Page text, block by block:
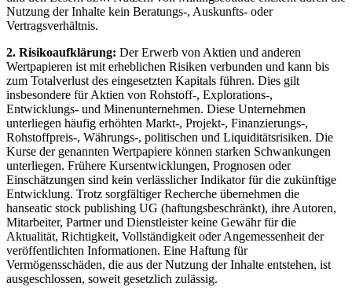
Nutzung der Inhalte kein Beratungs-, Auskunfts- oder
Vertragsverhältnis.
2. Risikoaufklärung: Der Erwerb von Aktien und anderen
Wertpapieren ist mit erheblichen Risiken verbunden und kann bis
zum Totalverlust des eingesetzten Kapitals führen. Dies gilt
insbesondere für Aktien von Rohstoff-, Explorations-,
Entwicklungs- und Minenunternehmen. Diese Unternehmen
unterliegen häufig erhöhten Markt-, Projekt-, Finanzierungs-,
Rohstoffpreis-, Währungs-, politischen und Liquiditätsrisiken. Die
Kurse der genannten Wertpapiere können starken Schwankungen
unterliegen. Frühere Kursentwicklungen, Prognosen oder
Einschätzungen sind kein verlässlicher Indikator für die zukünftige
Entwicklung. Trotz sorgfältiger Recherche übernehmen die
hanseatic stock publishing UG (haftungsbeschränkt), ihre Autoren,
Mitarbeiter, Partner und Dienstleister keine Gewähr für die
Aktualität, Richtigkeit, Vollständigkeit oder Angemessenheit der
veröffentlichten Informationen. Eine Haftung für
Vermögensschäden, die aus der Nutzung der Inhalte entstehen, ist
ausgeschlossen, soweit gesetzlich zulässig.